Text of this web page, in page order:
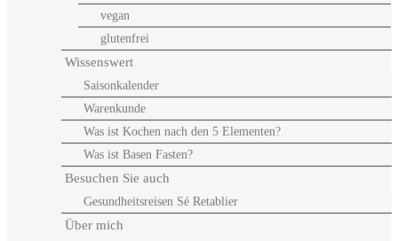
vegan
glutenfrei
Wissenswert
Saisonkalender
Warenkunde
Was ist Kochen nach den 5 Elementen?
Was ist Basen Fasten?
Besuchen Sie auch
Gesundheitsreisen Sé Retablier
Über mich